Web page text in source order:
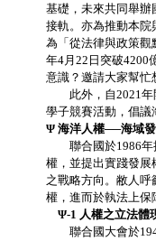
基礎，未來共同舉辦
接軌。亦為推動本院
為「從法律與政策觀
年4月22日突破4200
意識？邀請大家幫忙
此外，自2021年開
學子競賽活動，倡議
Ψ 海洋人權──海域
聯合國於1986年提
權，並提出實踐發展
之戰略方向。敝人
權，進而於執法上保
Ψ-1 人權之立法體
聯合國大會於1948